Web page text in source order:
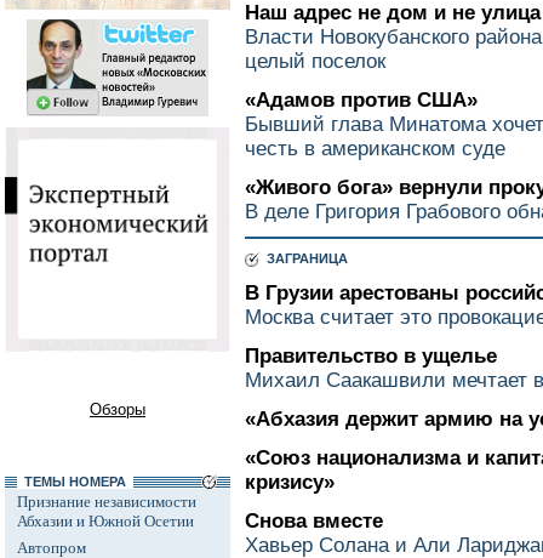
Обзоры
ТЕМЫ НОМЕРА
Признание независимости
Абхазии и Южной Осетии
Автопром
Наш адрес не дом и не улица
Власти Новокубанского
целый поселок
«Адамов против США»
Бывший глава Минатома
честь в американском суде
«Живого бога» вернули
В деле Григория Грабового
ЗАГРАНИЦА
В Грузии арестованы
Москва считает это
Правительство в ущелье
Михаил Саакашвили мечтает
«Абхазия держит армию на
«Союз национализма и
кризису»
Снова вместе
Хавьер Солана и Али